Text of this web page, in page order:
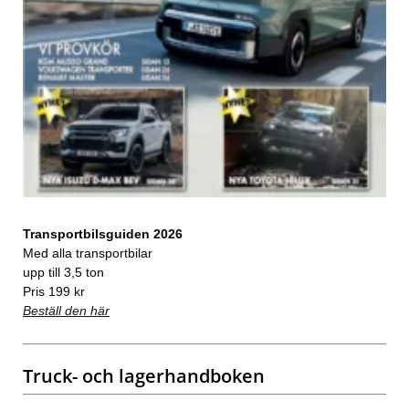
Transportbilsguiden 2026
Med alla transportbilar
upp till 3,5 ton
Pris 199 kr
Beställ den här
Truck- och lagerhandboken